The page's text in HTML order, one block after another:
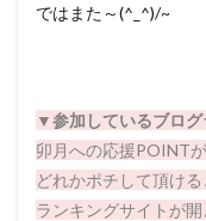
ではまた～(^_^)/~
▼参加しているブロ
卯月への応援POINT
どれかポチして頂ける
ランキングサイトが開